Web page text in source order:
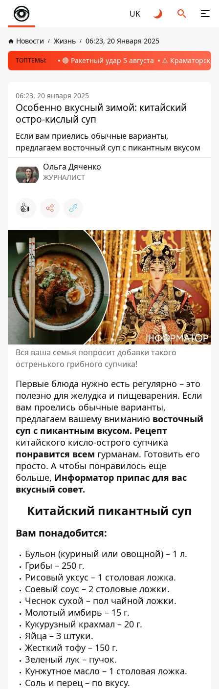
UK
Новости Жизнь 06:23, 20 Января 2025
ТОПТЕМЫ: 🔴 Ракетный удар 5 августа ⚠️ Краматорск,
06:23, 20 января 2025
Особенно вкусный зимой: китайский
остро-кислый суп
Если вам приелись обычные варианты,
предлагаем восточный суп с пикантным вкусом
Ольга Дяченко
ЖУРНАЛИСТ
👍
Вся ваша семья попросит добавки такого
остренького грибного супчика!
Первые блюда нужно есть регулярно – это
полезно для желудка и пищеварения. Если
вам проелись обычные варианты,
предлагаем вашему вниманию восточный
суп с пикантным вкусом. Рецепт
китайского кисло-острого супчика
понравится всем гурманам. Готовить его
просто. А чтобы понравилось еще
больше, Информатор припас для вас
вкусный совет.
Китайский пикантный суп
Вам понадобится:
Бульон (куриный или овощной) – 1 л.
Грибы – 250 г.
Рисовый уксус – 1 столовая ложка.
Соевый соус – 2 столовые ложки.
Чеснок сухой – пол чайной ложки.
Молотый имбирь – 15 г.
Кукурузный крахмал – 20 г.
Яйца – 3 штуки.
Жесткий тофу – 150 г.
Зеленый лук – пучок.
Кунжутное масло – 1 столовая ложка.
Соль и перец – по вкусу.